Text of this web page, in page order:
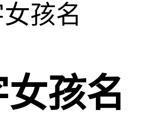
孩名
孩名